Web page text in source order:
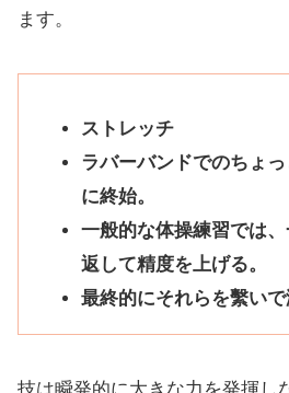
ます。
ストレッチ
ラバーバンドでのちょ
に終始。
一般的な体操練習では
返して精度を上げる。
最終的にそれらを繫い
技は瞬発的に大きな力を発揮し